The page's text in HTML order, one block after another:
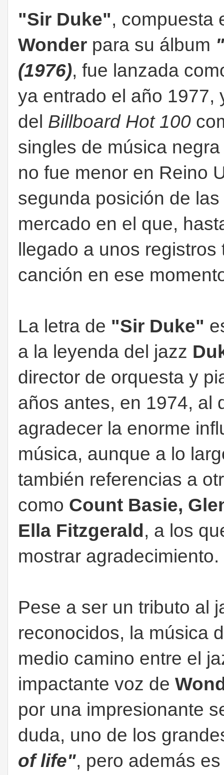
"Sir Duke", compuesta
Wonder para su álbum
(1976), fue lanzada
ya entrado el año 1977,
del Billboard Hot 100
singles de música
no fue menor en Reino
segunda posición de
mercado en el que,
llegado a unos
canción en ese
La letra de "Sir Duke"
a la leyenda del jazz
director de orquesta y
años antes, en 1974, al
agradecer la enorme
música, aunque a lo
también referencias a
como Count Basie,
Ella Fitzgerald , a los
mostrar agradecimiento.
Pese a ser un tributo al
reconocidos, la música
medio camino entre el
impactante voz de
por una impresionante
duda, uno de los
of life", pero además